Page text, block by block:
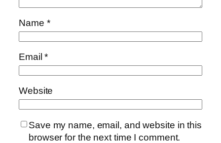
Name *
Email*
Website
Save my name, email, and website in this
browser for the next time I comment.